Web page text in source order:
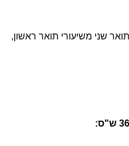
מהשעות בתואר שני משיעורי תואר ראשון,